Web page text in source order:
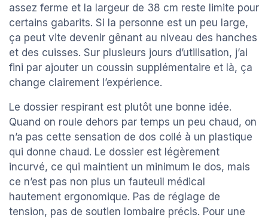
assez ferme et la largeur de 38 cm reste limite pour
certains gabarits. Si la personne est un peu large,
ça peut vite devenir gênant au niveau des hanches
et des cuisses. Sur plusieurs jours d’utilisation, j’ai
fini par ajouter un coussin supplémentaire et là, ça
change clairement l’expérience.
Le dossier respirant est plutôt une bonne idée.
Quand on roule dehors par temps un peu chaud, on
n’a pas cette sensation de dos collé à un plastique
qui donne chaud. Le dossier est légèrement
incurvé, ce qui maintient un minimum le dos, mais
ce n’est pas non plus un fauteuil médical
hautement ergonomique. Pas de réglage de
tension, pas de soutien lombaire précis. Pour une